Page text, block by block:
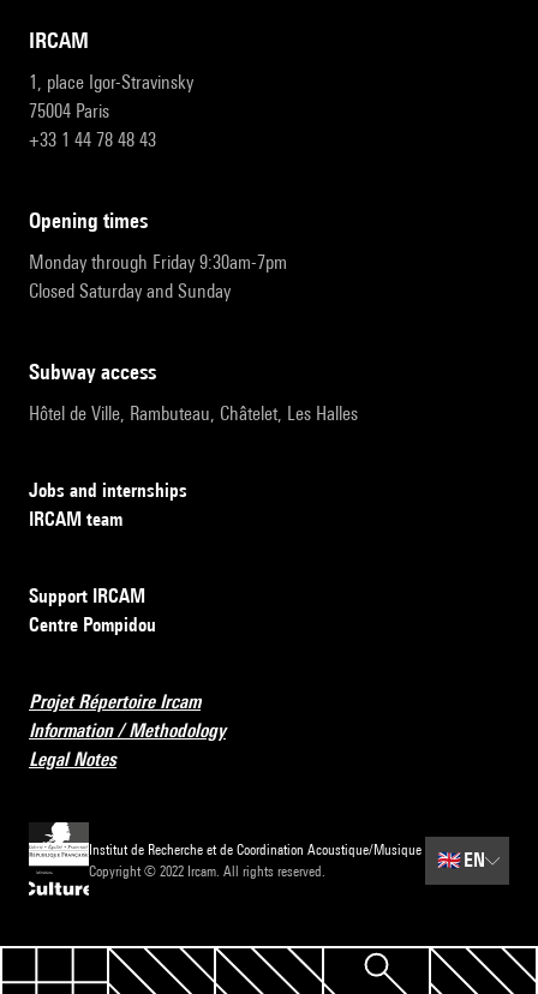
IRCAM
1, place Igor-Stravinsky
75004 Paris
+33 1 44 78 48 43
opening times
Monday through Friday 9:30am-7pm
Closed Saturday and Sunday
subway access
Hôtel de Ville, Rambuteau, Châtelet, Les Halles
Jobs and internships
IRCAM team
Support IRCAM
Centre Pompidou
Projet Répertoire Ircam
Information / Methodology
Legal Notes
Institut de Recherche et de Coordination Acoustique/Musique
Copyright © 2022 Ircam. All rights reserved.
🇬🇧 EN